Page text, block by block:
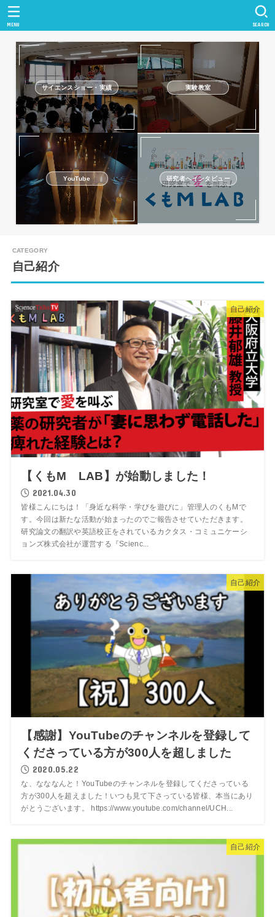
SEARCH
MENU
サイエンスショー・実績 実験教室
YouTube 研究者へインタビュー
自己紹介
自己紹介
【くもM LAB】が始動しました！
2021.04.30
皆様こんにちは！「身近な科学・学びを遊びに」管理人のくもMで
す。今回は新たな活動が始まったのでご報告させていただきます。
研究論文の翻訳や英語校正をされているカクタス・コミュニケーシ
ョンズ株式会社が運営する『Scienc...
自己紹介
【感謝】YouTubeのチャンネルを登録して
くださっている方が300人を超しました
2020.05.22
な、なななんと！YouTubeのチャンネルを登録してくださっている
方が300人を超えました！いつも見て下さっている皆様、本当にあり
がとうございます。 https://www.youtube.com/channel/UCH...
自己紹介